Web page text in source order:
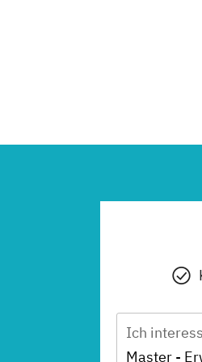
Ich
Master -